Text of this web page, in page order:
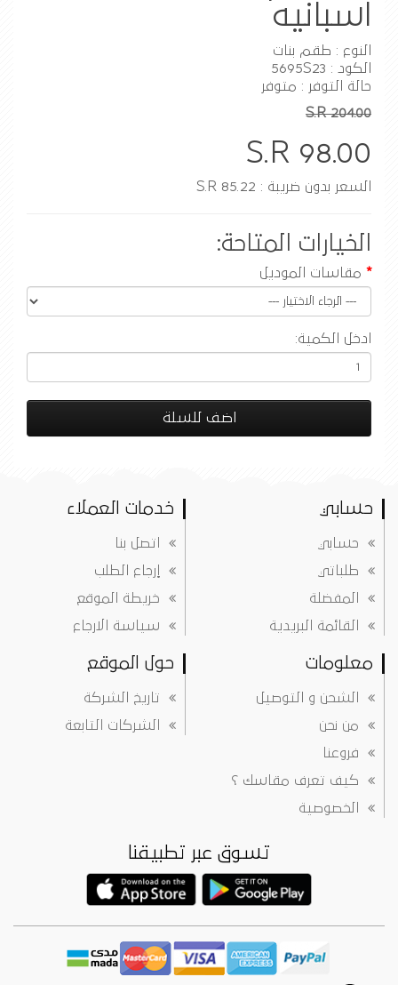
اسبانيه
النوع : طقم بنات
الكود : 5695S23
حالة التوفر : متوفر
S.R 204.00
S.R 98.00
السعر بدون ضريبة : S.R 85.22
الخيارات المتاحة:
مقاسات الموديل
ادخل الكمية:
اضف للسلة
حسابي
حسابي
طلباتي
المفضلة
القائمة البريدية
خدمات العملاء
اتصل بنا
إرجاع الطلب
خريطة الموقع
سياسة الارجاع
معلومات
الشحن و التوصيل
من نحن
فروعنا
كيف تعرف مقاسك ؟
الخصوصية
حول الموقع
تاريخ الشركة
الشركات التابعة
تسوق عبر تطبيقنا